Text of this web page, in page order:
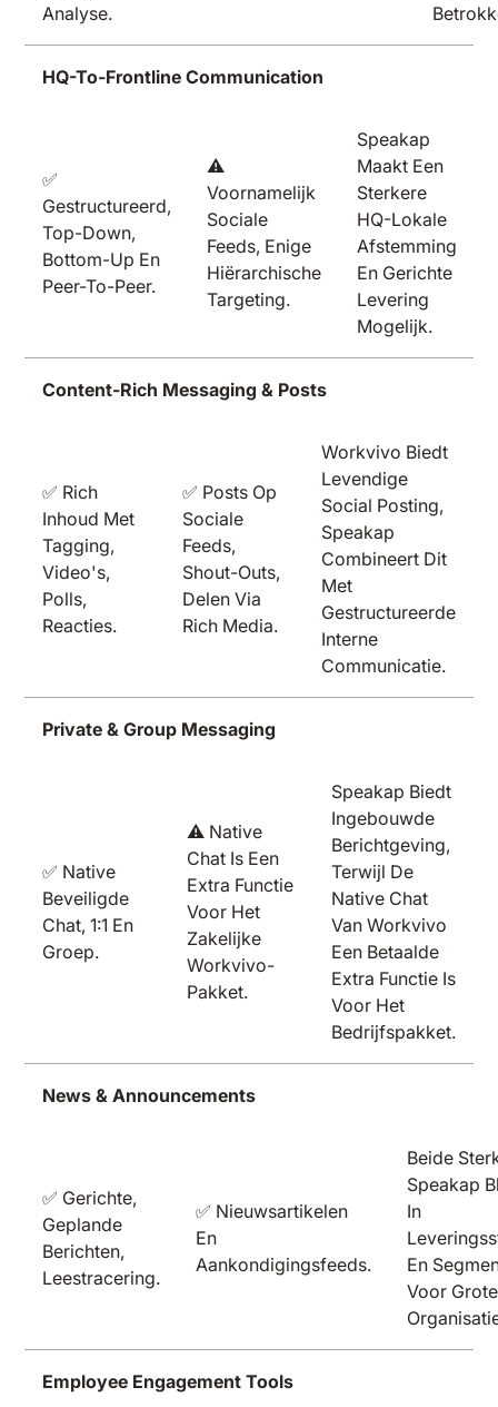
Analyse.
HQ-To-Frontline Communication
✅
Gestructureerd,
Top-Down,
Bottom-Up En
Peer-To-Peer.
⚠️
Voornamelijk
Sociale
Feeds, Enige
Hiërarchische
Targeting.
Speakap
Maakt Een
Sterkere
HQ-Lokale
Afstemming
En Gerichte
Levering
Mogelijk.
Content-Rich Messaging & Posts
✅ Rich
Inhoud Met
Tagging,
Video's,
Polls,
Reacties.
✅ Posts Op
Sociale
Feeds,
Shout-Outs,
Delen Via
Rich Media.
Workvivo Biedt
Levendige
Social Posting,
Speakap
Combineert Dit
Met
Gestructureerde
Interne
Communicatie.
Private & Group Messaging
✅ Native
Beveiligde
Chat, 1:1 En
Groep.
⚠️ Native
Chat Is Een
Extra Functie
Voor Het
Zakelijke
Workvivo-
Pakket.
Speakap Biedt
Ingebouwde
Berichtgeving,
Terwijl De
Native Chat
Van Workvivo
Een Betaalde
Extra Functie Is
Voor Het
Bedrijfspakket.
News & Announcements
✅ Gerichte,
Geplande
Berichten,
Leestracering.
✅ Nieuwsartikelen
En
Aankondigingsfeeds.
Beide
Speakap
In
En
Voor Grote
Employee Engagement Tools